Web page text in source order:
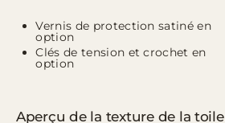
Vernis de protection satiné en
option
Clés de tension et crochet en
option
Aperçu de la texture de la toile